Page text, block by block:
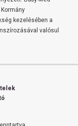
kezelésében a
valósul